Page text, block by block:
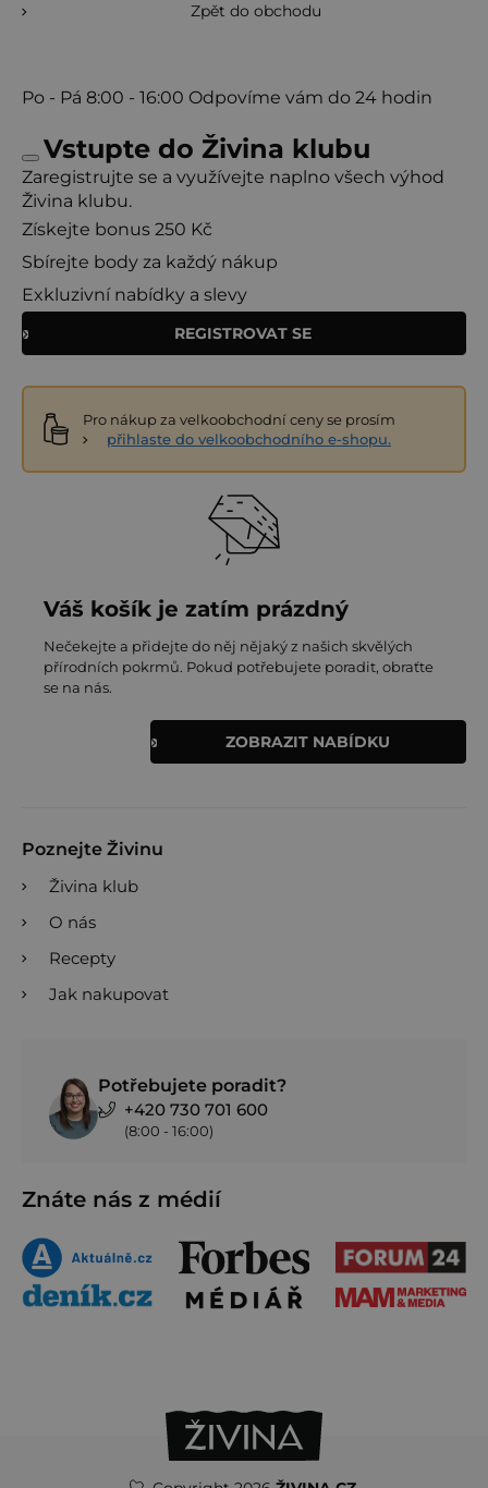
Zpět do obchodu
Po - Pá 8:00 - 16:00 Odpovíme vám do 24 hodin
Vstupte do Živina klubu
Zaregistrujte se a využívejte naplno všech výhod
Živina klubu.
Získejte bonus 250 Kč
Sbírejte body za každý nákup
Exkluzivní nabídky a slevy
REGISTROVAT SE
Pro nákup za velkoobchodní ceny se prosím
přihlaste do velkoobchodního e-shopu.
Váš košík je zatím prázdný
Nečekejte a přidejte do něj nějaký z našich skvělých
přírodních pokrmů. Pokud potřebujete poradit, obraťte
se na nás.
ZOBRAZIT NABÍDKU
Poznejte Živinu
Živina klub
O nás
Recepty
Jak nakupovat
Potřebujete poradit?
+420 730 701 600
(8:00 - 16:00)
Znáte nás z médií